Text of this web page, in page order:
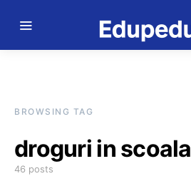
BROWSING TAG
droguri in scoala
46 posts